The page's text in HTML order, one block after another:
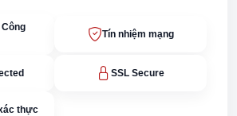
Tín nhiệm mạng
SSL Secure
thực